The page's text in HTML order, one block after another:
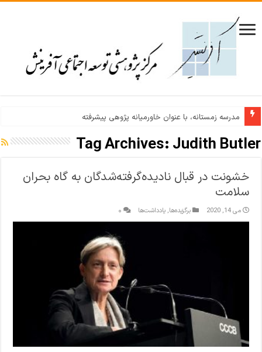
مدرسه زمستانه، با عنوان خاورمیانه پژوهی پیشرفته
Tag Archives: Judith Butler
خشونت در قبال نادیده‌گرفته‌شدگان به گاه بحران
سلامت
می 14, 2020 برگزیده‌ها,یادداشت‌ها ۰